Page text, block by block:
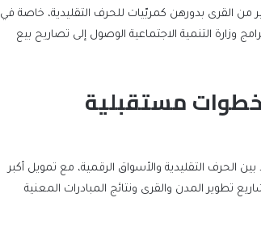
من القرى بدورهن كمربّيات للحرف التقليدية، خاصة في
التنمية الاجتماعية الوصول إلى تصاريح بيع
خطوات مستقبلية
الحرف التقليدية والأسواق الرقمية، مع تمويل أكبر
تطوير المدن والقرى ونتائج المبادرات المعنية